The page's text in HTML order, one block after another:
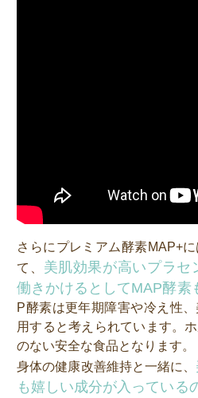
さらにプレミアム酵素MAP+
て、 美肌効果が高いプラセ
働きかけるとしてMAP酵素
P酵素は更年期障害や冷え性
用すると考えられています。
のない安全な食品となります。
身体の健康改善維持と一緒に、
も嬉しい成分が入っている